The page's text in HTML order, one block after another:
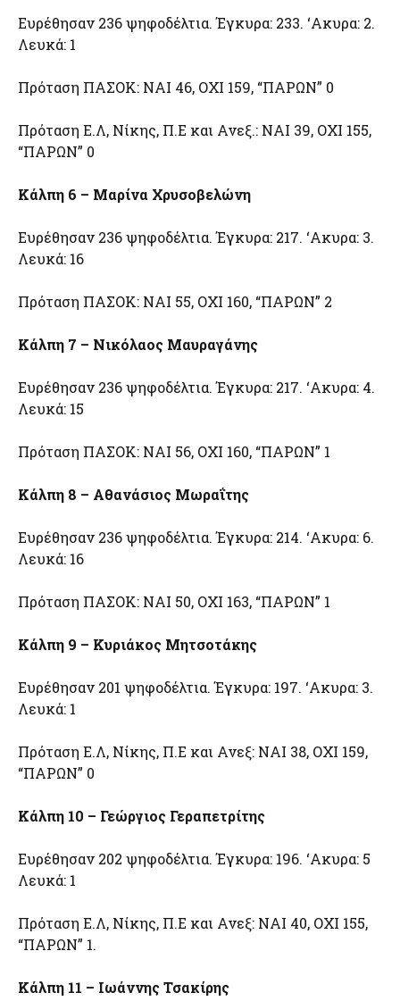
Ευρέθησαν 236 ψηφοδέλτια. Έγκυρα: 233. ‘Ακυρα: 2.
Λευκά: 1
Πρόταση ΠΑΣΟΚ: ΝΑΙ 46, ΟΧΙ 159, “ΠΑΡΩΝ” 0
Πρόταση Ε.Λ, Νίκης, Π.Ε και Ανεξ.: ΝΑΙ 39, ΟΧΙ 155,
“ΠΑΡΩΝ” 0
Κάλπη 6 – Μαρίνα Χρυσοβελώνη
Ευρέθησαν 236 ψηφοδέλτια. Έγκυρα: 217. ‘Ακυρα: 3.
Λευκά: 16
Πρόταση ΠΑΣΟΚ: ΝΑΙ 55, ΟΧΙ 160, “ΠΑΡΩΝ” 2
Κάλπη 7 – Νικόλαος Μαυραγάνης
Ευρέθησαν 236 ψηφοδέλτια. Έγκυρα: 217. ‘Ακυρα: 4.
Λευκά: 15
Πρόταση ΠΑΣΟΚ: ΝΑΙ 56, ΟΧΙ 160, “ΠΑΡΩΝ” 1
Κάλπη 8 – Αθανάσιος Μωραΐτης
Ευρέθησαν 236 ψηφοδέλτια. Έγκυρα: 214. ‘Ακυρα: 6.
Λευκά: 16
Πρόταση ΠΑΣΟΚ: ΝΑΙ 50, ΟΧΙ 163, “ΠΑΡΩΝ” 1
Κάλπη 9 – Κυριάκος Μητσοτάκης
Ευρέθησαν 201 ψηφοδέλτια. Έγκυρα: 197. ‘Ακυρα: 3.
Λευκά: 1
Πρόταση Ε.Λ, Νίκης, Π.Ε και Ανεξ: ΝΑΙ 38, ΟΧΙ 159,
“ΠΑΡΩΝ” 0
Κάλπη 10 – Γεώργιος Γεραπετρίτης
Ευρέθησαν 202 ψηφοδέλτια. Έγκυρα: 196. ‘Ακυρα: 5
Λευκά: 1
Πρόταση Ε.Λ, Νίκης, Π.Ε και Ανεξ: ΝΑΙ 40, ΟΧΙ 155,
“ΠΑΡΩΝ” 1.
Κάλπη 11 – Ιωάννης Τσακίρης